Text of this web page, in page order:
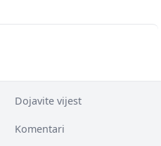
Dojavite vijest
Komentari